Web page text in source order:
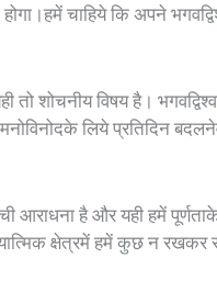
चाहिये कि अपने
तो शोचनीय विषय है।
लिये प्रतिदिन
आराधना है और यही हमें
क्षेत्रमें हमें कुछ न रखकर